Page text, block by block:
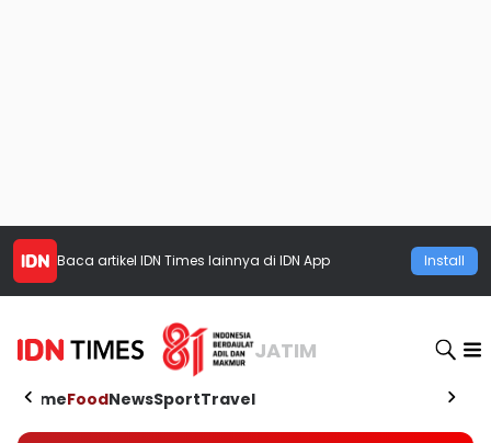
Baca artikel IDN Times lainnya di IDN App Install
JATIM
HomeFoodNewsSportTravel